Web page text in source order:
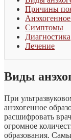
Причины
Симптомы
Диагностика
Лечение
Виды
При
анэхогенное
расшифровать
огромное
образования.